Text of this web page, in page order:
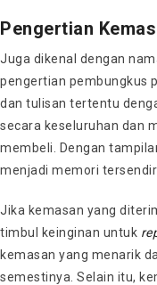
Pengertian
Juga dikenal dengan
pengertian pembungkus
dan tulisan tertentu
secara keseluruhan dan
membeli. Dengan
menjadi memori
Jika kemasan yang
timbul keinginan untuk
kemasan yang menarik
semestinya. Selain itu,